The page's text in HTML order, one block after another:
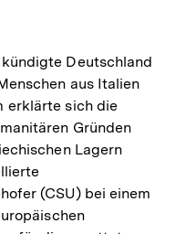
Deutschland
aus Italien
erklärte sich die
Gründen
Lagern
(CSU) bei einem